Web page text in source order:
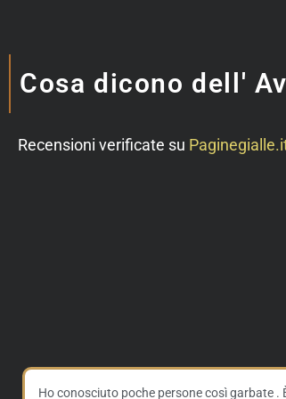
Cosa dicono dell'
Recensioni verificate su
Ho conosciuto poche persone così garbate .